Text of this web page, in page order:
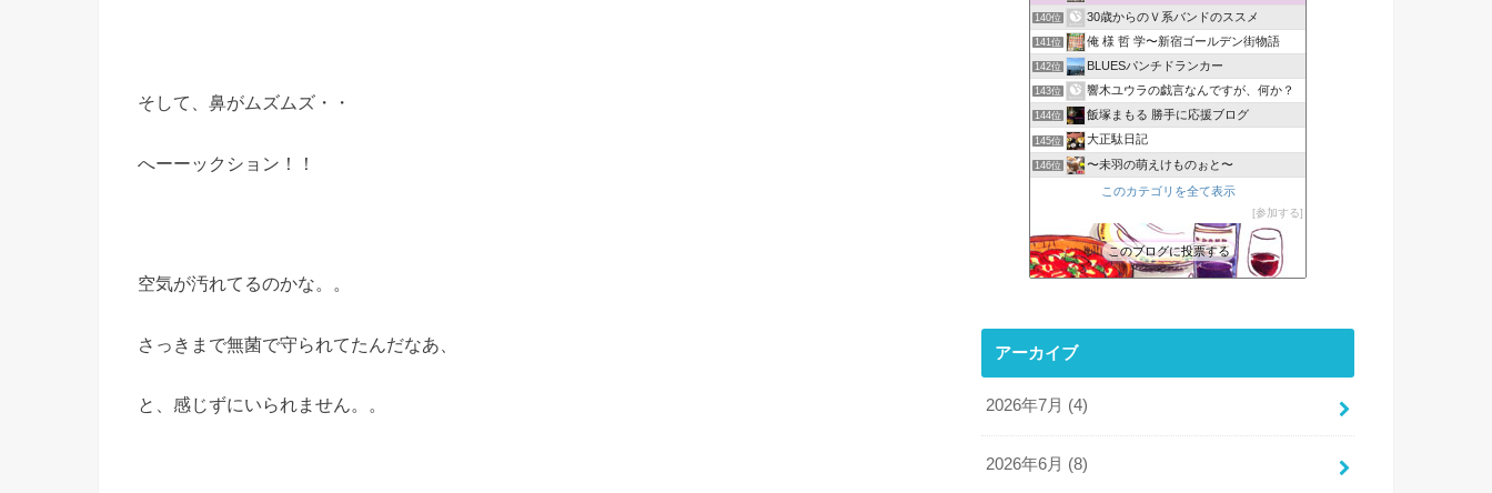
そして、鼻がムズムズ・・
へーーックション！！
空気が汚れてるのかな。。
さっきまで無菌で守られてたんだなあ、
と、感じずにいられません。。
140位 30歳からのＶ系バンドのススメ
141位 俺 様 哲 学〜新宿ゴールデン街物語
142位 BLUESパンチドランカー
143位 響木ユウラの戯言なんですが、何か？
144位 飯塚まもる 勝手に応援ブログ
145位 大正駄日記
146位 〜未羽の萌えけものぉと〜
このカテゴリを全て表示
参加する
このブログに投票する
アーカイブ
2026年7月 (4)
2026年6月 (8)